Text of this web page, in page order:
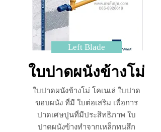
Left Blade
ใบปาดผนังข้างโม่
ใบปาดผนังข้างโม่ โคเนเล่ ใบปาด
ขอบผนัง ที่มี ใบต่อเสริม เพื่อการ
ปาดเศษปูนที่มีประสิทธิภาพ ใบ
ปาดผนังข้างทำจากเหล็กทนสึก